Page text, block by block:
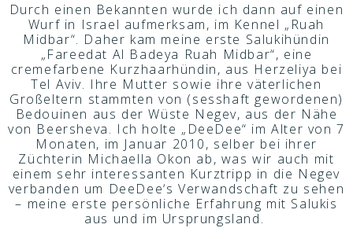
Durch einen Bekannten wurde ich dann auf einen
Wurf in Israel aufmerksam, im Kennel „Ruah
Midbar“. Daher kam meine erste Salukihündin
„Fareedat Al Badeya Ruah Midbar“, eine
cremefarbene Kurzhaarhündin, aus Herzeliya bei
Tel Aviv. Ihre Mutter sowie ihre väterlichen
Großeltern stammten von (sesshaft gewordenen)
Bedouinen aus der Wüste Negev, aus der Nähe
von Beersheva. Ich holte „DeeDee“ im Alter von 7
Monaten, im Januar 2010, selber bei ihrer
Züchterin Michaella Okon ab, was wir auch mit
einem sehr interessanten Kurztripp in die Negev
verbanden um DeeDee‘s Verwandschaft zu sehen
– meine erste persönliche Erfahrung mit Salukis
aus und im Ursprungsland.